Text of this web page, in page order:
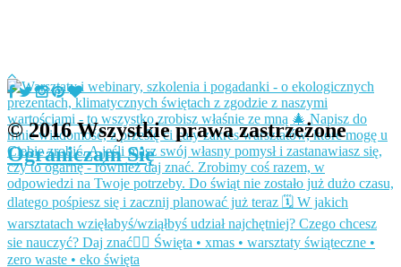
© 2016 Wszystkie prawa zastrzeżone
Ograniczam Się